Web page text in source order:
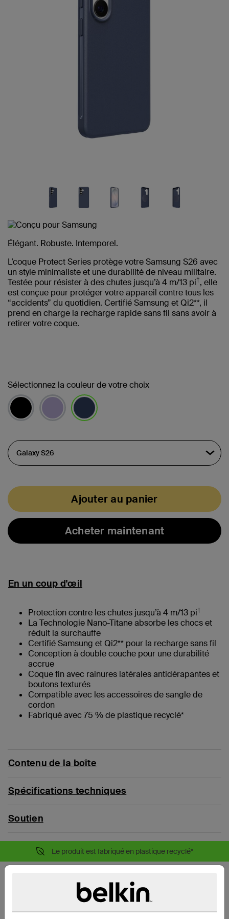
Élégant. Robuste. Intemporel.
L’coque Protect Series protège votre Samsung S26 avec
un style minimaliste et une durabilité de niveau militaire.
Testée pour résister à des chutes jusqu’à 4 m/13 pi†, elle
est conçue pour protéger votre appareil contre tous les
“accidents” du quotidien. Certifié Samsung et Qi2**, il
prend en charge la recharge rapide sans fil sans avoir à
retirer votre coque.
Sélectionnez la couleur de votre choix
Ajouter au panier
Acheter maintenant
En un coup d'œil
Protection contre les chutes jusqu’à 4 m/13 pi†
La Technologie Nano-Titane absorbe les chocs et
réduit la surchauffe
Certifié Samsung et Qi2** pour la recharge sans fil
Conception à double couche pour une durabilité
accrue
Coque fin avec rainures latérales antidérapantes et
boutons texturés
Compatible avec les accessoires de sangle de
cordon
Fabriqué avec 75 % de plastique recyclé*
Contenu de la boîte
Spécifications techniques
Soutien
Le produit est fabriqué en plastique recyclé*